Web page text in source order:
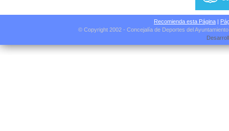
Recomienda esta Página |
© Copyright 2002 - Concejalía de Deportes del